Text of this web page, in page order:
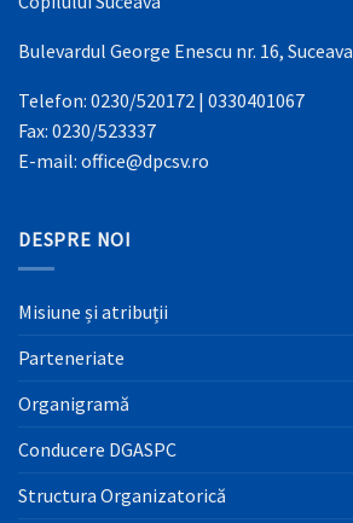
Bulevardul George Enescu nr. 16, Suceava
Telefon: 0230/520172 | 0330401067
Fax: 0230/523337
E-mail: office@dpcsv.ro
DESPRE NOI
Misiune și atribuții
Parteneriate
Organigramă
Conducere DGASPC
Structura Organizatorică